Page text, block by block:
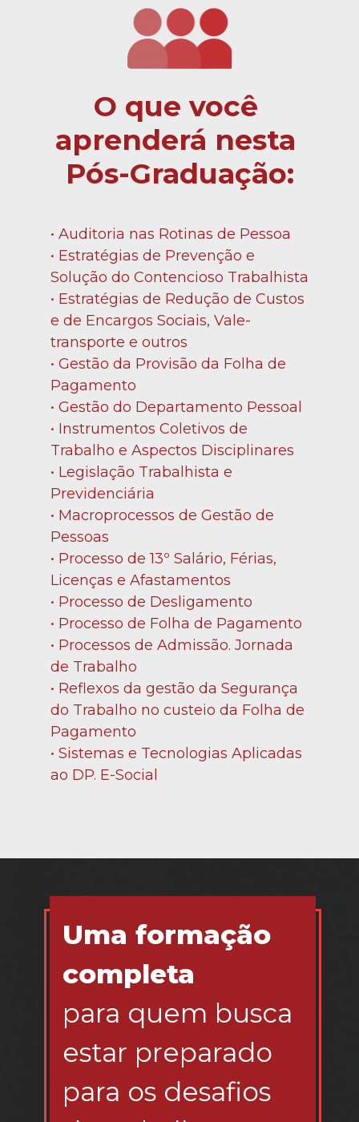
O que você
aprenderá nesta
Pós-Graduação:
• Auditoria nas Rotinas de Pessoa
• Estratégias de Prevenção e
Solução do Contencioso Trabalhista
• Estratégias de Redução de Custos
e de Encargos Sociais, Vale-
transporte e outros
• Gestão da Provisão da Folha de
Pagamento
• Gestão do Departamento Pessoal
• Instrumentos Coletivos de
Trabalho e Aspectos Disciplinares
• Legislação Trabalhista e
Previdenciária
• Macroprocessos de Gestão de
Pessoas
• Processo de 13º Salário, Férias,
Licenças e Afastamentos
• Processo de Desligamento
• Processo de Folha de Pagamento
• Processos de Admissão. Jornada
de Trabalho
• Reflexos da gestão da Segurança
do Trabalho no custeio da Folha de
Pagamento
• Sistemas e Tecnologias Aplicadas
ao DP. E-Social
Uma formação
completa
para quem busca
estar preparado
para os desafios